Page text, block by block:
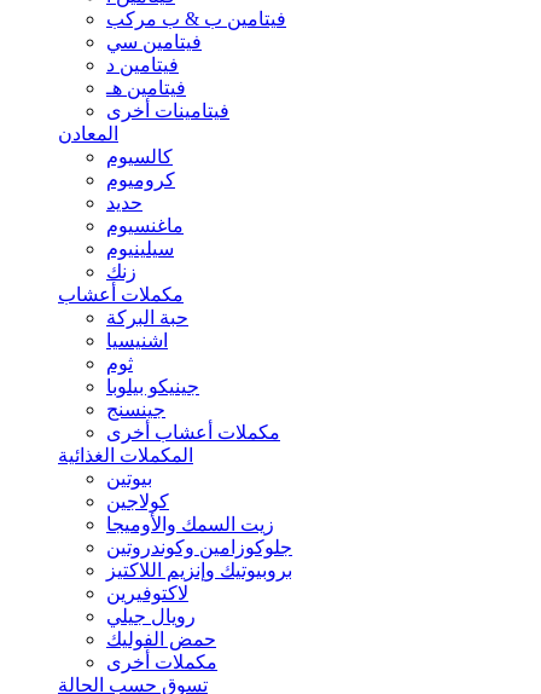
فيتامين ب & ب مركب
فيتامين سي
فيتامين د
فيتامين هـ
فيتامينات أخرى
المعادن
كالسيوم
كروميوم
حديد
ماغنسيوم
سيلينيوم
زنك
مكملات أعشاب
حبة البركة
اشنيسيا
ثوم
جينيكو بيلوبا
جينسنج
مكملات أعشاب أخرى
المكملات الغذائية
بيوتين
كولاجين
زيت السمك والأوميجا
جلوكوزامين وكوندروتين
بروبيوتيك وإنزيم اللاكتيز
لاكتوفيرين
رويال جيلي
حمض الفوليك
مكملات أخرى
تسوق حسب الحالة